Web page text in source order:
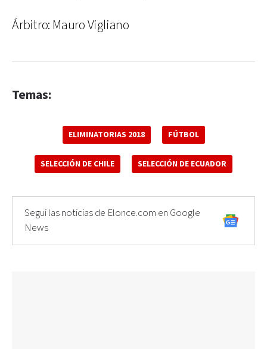
Árbitro: Mauro Vigliano
Temas:
ELIMINATORIAS 2018 FÚTBOL
SELECCIÓN DE CHILE SELECCIÓN DE ECUADOR
Seguí las noticias de Elonce.com en Google
News